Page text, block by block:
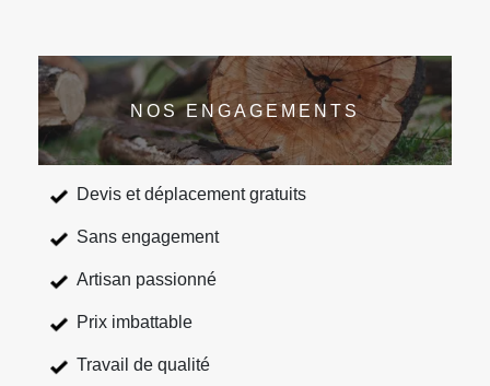
NOS ENGAGEMENTS
Devis et déplacement gratuits
Sans engagement
Artisan passionné
Prix imbattable
Travail de qualité